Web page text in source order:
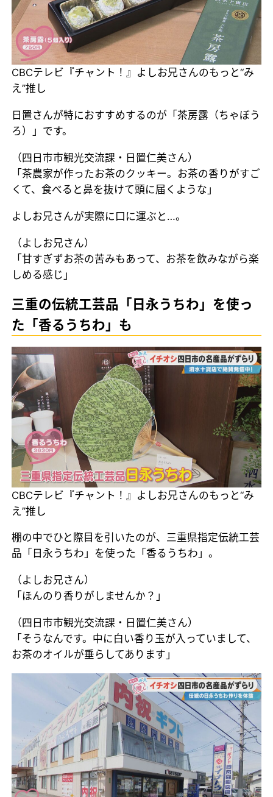
CBCテレビ『チャント！』よしお兄さんのもっと“み
え”推し
日置さんが特におすすめするのが「茶房露（ちゃぼう
ろ）」です。
（四日市市観光交流課・日置仁美さん）
「茶農家が作ったお茶のクッキー。お茶の香りがすご
くて、食べると鼻を抜けて頭に届くような」
よしお兄さんが実際に口に運ぶと…。
（よしお兄さん）
「甘すぎずお茶の苦みもあって、お茶を飲みながら楽
しめる感じ」
三重の伝統工芸品「日永うちわ」を使っ
た「香るうちわ」も
CBCテレビ『チャント！』よしお兄さんのもっと“み
え”推し
棚の中でひと際目を引いたのが、三重県指定伝統工芸
品「日永うちわ」を使った「香るうちわ」。
（よしお兄さん）
「ほんのり香りがしませんか？」
（四日市市観光交流課・日置仁美さん）
「そうなんです。中に白い香り玉が入っていまして、
お茶のオイルが垂らしてあります」